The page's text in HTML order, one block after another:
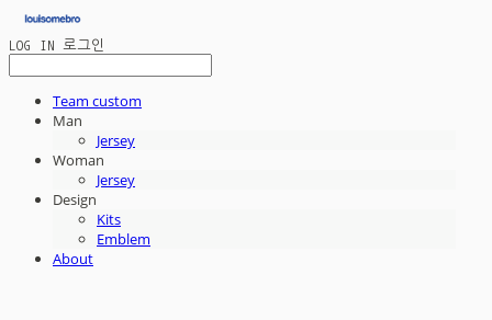
LOG IN 로그인
Team custom
Man
Jersey
Woman
Jersey
Design
Kits
Emblem
About